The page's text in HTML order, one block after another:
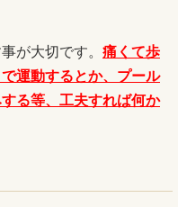
が大切です。 痛くて歩
運動するとか、プール
る等、工夫すれば何か